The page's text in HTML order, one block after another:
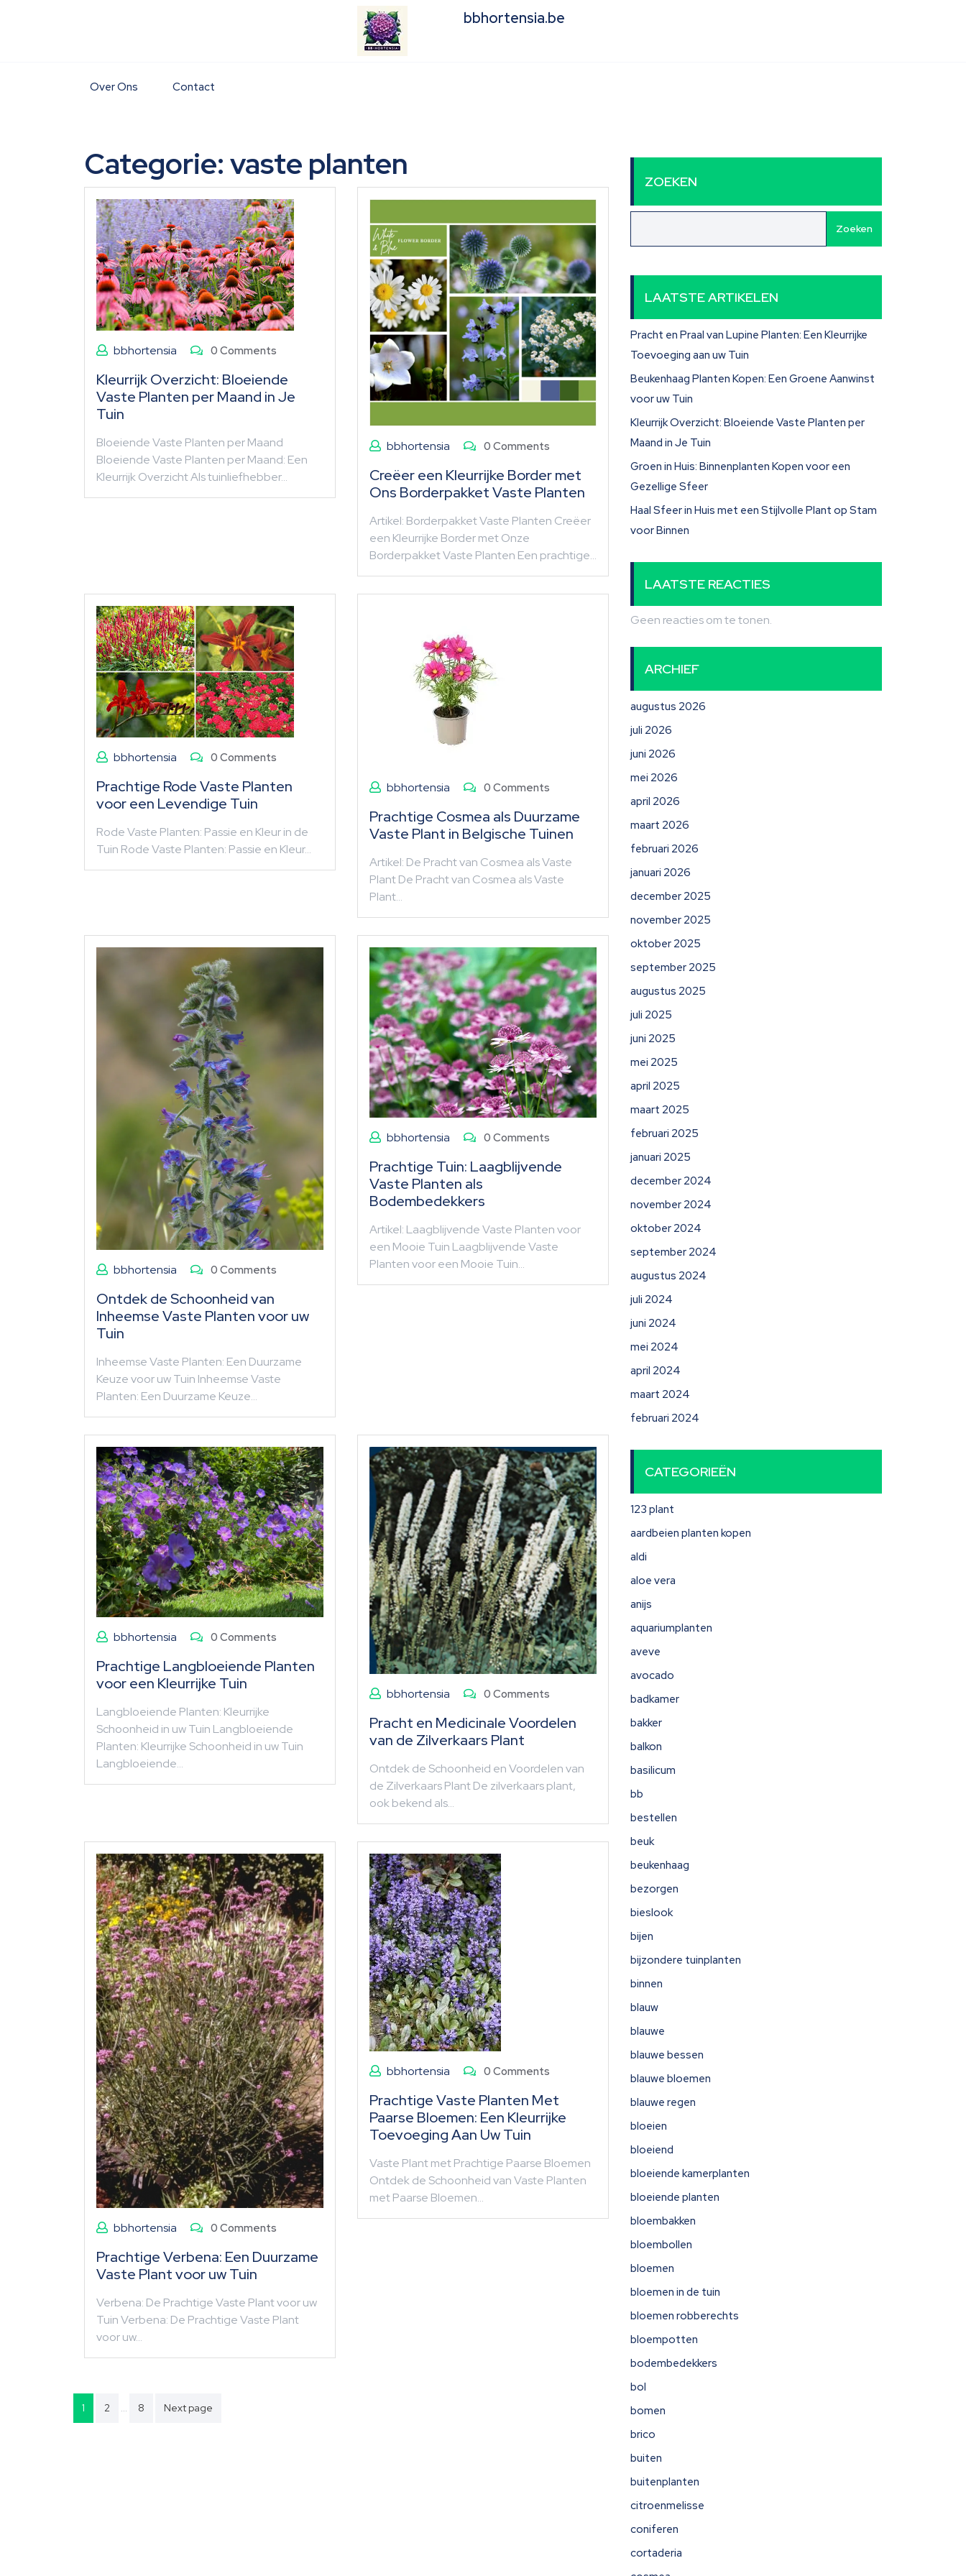
bbhortensia.be
Over Ons Contact
Categorie:vaste planten
bbhortensia 0 Comments
Kleurrijk Overzicht: Bloeiende
Vaste Planten per Maand in Je
Tuin
Bloeiende Vaste Planten per Maand
Bloeiende Vaste Planten per Maand: Een
Kleurrijk Overzicht Als tuinliefhebber…
bbhortensia 0 Comments
Creëer een Kleurrijke Border met
Ons Borderpakket Vaste Planten
Artikel: Borderpakket Vaste Planten Creëer
een Kleurrijke Border met Onze
Borderpakket Vaste Planten Een prachtige…
bbhortensia 0 Comments
Prachtige Rode Vaste Planten
voor een Levendige Tuin
Rode Vaste Planten: Passie en Kleur in de
Tuin Rode Vaste Planten: Passie en Kleur…
bbhortensia 0 Comments
Prachtige Cosmea als Duurzame
Vaste Plant in Belgische Tuinen
Artikel: De Pracht van Cosmea als Vaste
Plant De Pracht van Cosmea als Vaste
Plant…
bbhortensia 0 Comments
Ontdek de Schoonheid van
Inheemse Vaste Planten voor uw
Tuin
Inheemse Vaste Planten: Een Duurzame
Keuze voor uw Tuin Inheemse Vaste
Planten: Een Duurzame Keuze…
bbhortensia 0 Comments
Prachtige Tuin: Laagblijvende
Vaste Planten als
Bodembedekkers
Artikel: Laagblijvende Vaste Planten voor
een Mooie Tuin Laagblijvende Vaste
Planten voor een Mooie Tuin…
bbhortensia 0 Comments
Prachtige Langbloeiende Planten
voor een Kleurrijke Tuin
Langbloeiende Planten: Kleurrijke
Schoonheid in uw Tuin Langbloeiende
Planten: Kleurrijke Schoonheid in uw Tuin
Langbloeiende…
bbhortensia 0 Comments
Pracht en Medicinale Voordelen
van de Zilverkaars Plant
Ontdek de Schoonheid en Voordelen van
de Zilverkaars Plant De zilverkaars plant,
ook bekend als…
bbhortensia 0 Comments
Prachtige Verbena: Een Duurzame
Vaste Plant voor uw Tuin
Verbena: De Prachtige Vaste Plant voor uw
Tuin Verbena: De Prachtige Vaste Plant
voor uw…
bbhortensia 0 Comments
Prachtige Vaste Planten Met
Paarse Bloemen: Een Kleurrijke
Toevoeging Aan Uw Tuin
Vaste Plant met Prachtige Paarse Bloemen
Ontdek de Schoonheid van Vaste Planten
met Paarse Bloemen…
Berichten
paginering
1 2 … 8 Next page
ZOEKEN
Zoeken
LAATSTE ARTIKELEN
Pracht en Praal van Lupine Planten: Een Kleurrijke
Toevoeging aan uw Tuin
Beukenhaag Planten Kopen: Een Groene Aanwinst
voor uw Tuin
Kleurrijk Overzicht: Bloeiende Vaste Planten per
Maand in Je Tuin
Groen in Huis: Binnenplanten Kopen voor een
Gezellige Sfeer
Haal Sfeer in Huis met een Stijlvolle Plant op Stam
voor Binnen
LAATSTE REACTIES
Geen reacties om te tonen.
ARCHIEF
augustus 2026
juli 2026
juni 2026
mei 2026
april 2026
maart 2026
februari 2026
januari 2026
december 2025
november 2025
oktober 2025
september 2025
augustus 2025
juli 2025
juni 2025
mei 2025
april 2025
maart 2025
februari 2025
januari 2025
december 2024
november 2024
oktober 2024
september 2024
augustus 2024
juli 2024
juni 2024
mei 2024
april 2024
maart 2024
februari 2024
CATEGORIEËN
123 plant
aardbeien planten kopen
aldi
aloe vera
anijs
aquariumplanten
aveve
avocado
badkamer
bakker
balkon
basilicum
bb
bestellen
beuk
beukenhaag
bezorgen
bieslook
bijen
bijzondere tuinplanten
binnen
blauw
blauwe
blauwe bessen
blauwe bloemen
blauwe regen
bloeien
bloeiend
bloeiende kamerplanten
bloeiende planten
bloembakken
bloembollen
bloemen
bloemen in de tuin
bloemen robberechts
bloempotten
bodembedekkers
bol
bomen
brico
buiten
buitenplanten
citroenmelisse
coniferen
cortaderia